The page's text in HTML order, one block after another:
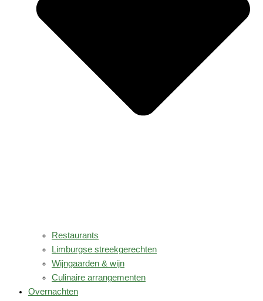
Restaurants
Limburgse streekgerechten
Wijngaarden & wijn
Culinaire arrangementen
Overnachten